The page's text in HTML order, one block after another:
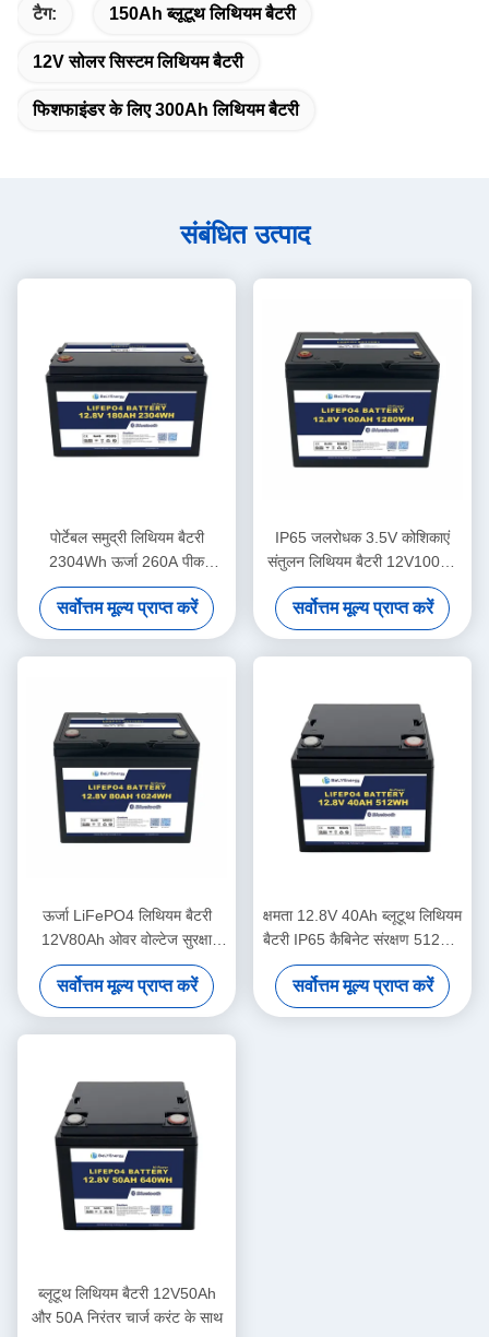
टैग: 150Ah ब्लूटूथ लिथियम बैटरी
12V सोलर सिस्टम लिथियम बैटरी
फिशफाइंडर के लिए 300Ah लिथियम बैटरी
संबंधित उत्पाद
पोर्टेबल समुद्री लिथियम बैटरी
2304Wh ऊर्जा 260A पीक
डिस्चार्ज 12.8V180Ah
सर्वोत्तम मूल्य प्राप्त करें
IP65 जलरोधक 3.5V कोशिकाएं
संतुलन लिथियम बैटरी 12V100Ah
सौर बैटरी लिथियम
सर्वोत्तम मूल्य प्राप्त करें
ऊर्जा LiFePO4 लिथियम बैटरी
12V80Ah ओवर वोल्टेज सुरक्षा
14.6V
सर्वोत्तम मूल्य प्राप्त करें
क्षमता 12.8V 40Ah ब्लूटूथ लिथियम
बैटरी IP65 कैबिनेट संरक्षण 512Wh
ऊर्जा
सर्वोत्तम मूल्य प्राप्त करें
ब्लूटूथ लिथियम बैटरी 12V50Ah
और 50A निरंतर चार्ज करंट के साथ